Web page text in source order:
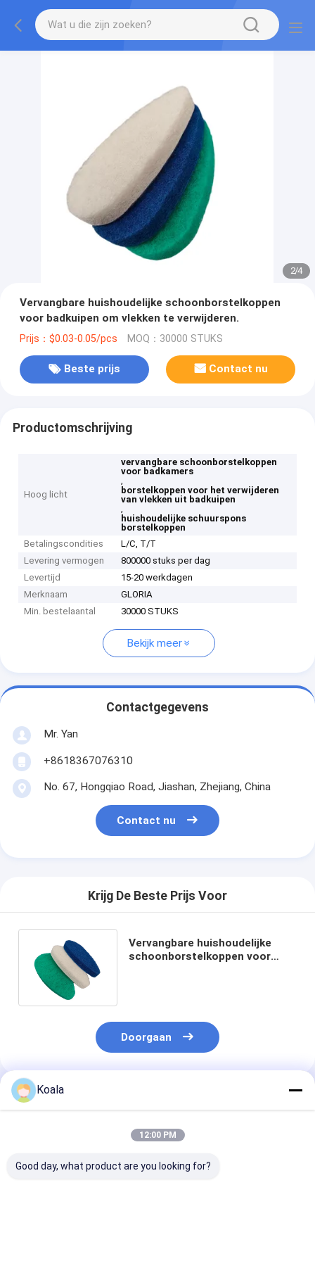
2/4
Vervangbare huishoudelijke schoonborstelkoppen
voor badkuipen om vlekken te verwijderen.
Prijs：$0.03-0.05/pcs MOQ：30000 STUKS
Beste prijs Contact nu
Productomschrijving
Hoog licht
vervangbare schoonborstelkoppen
voor badkamers
,
borstelkoppen voor het verwijderen
van vlekken uit badkuipen
,
huishoudelijke schuurspons
borstelkoppen
Betalingscondities
L/C, T/T
Levering vermogen
800000 stuks per dag
Levertijd
15-20 werkdagen
Merknaam
GLORIA
Min. bestelaantal
30000 STUKS
Bekijk meer
Contactgegevens
Mr. Yan
+8618367076310
No. 67, Hongqiao Road, Jiashan, Zhejiang, China
Contact nu
Krijg De Beste Prijs Voor
Vervangbare huishoudelijke
schoonborstelkoppen voor
Doorgaan
Geadviseerde Producten
Koala
12:00 PM
Good day, what product are you looking for?